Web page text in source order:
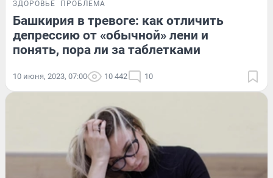
ЗДОРОВЬЕ ПРОБЛЕМА
Башкирия в тревоге: как отличить
депрессию от «обычной» лени и
понять, пора ли за таблетками
10 июня, 2023, 07:00 10 442 10